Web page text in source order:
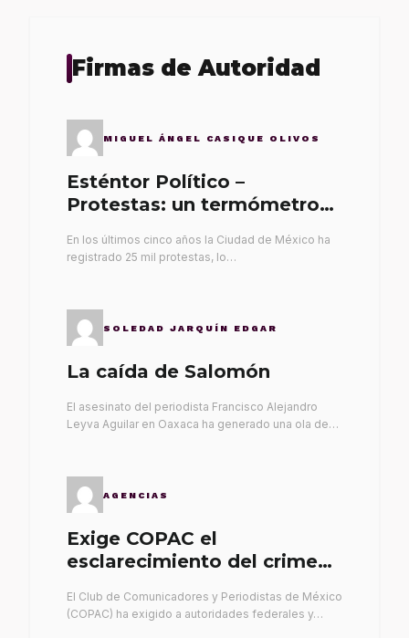
Firmas de Autoridad
MIGUEL ÁNGEL CASIQUE OLIVOS
Esténtor Político –
Protestas: un termómetro
En los últimos cinco años la Ciudad de México ha
registrado 25 mil protestas, lo…
SOLEDAD JARQUÍN EDGAR
La caída de Salomón
El asesinato del periodista Francisco Alejandro
Leyva Aguilar en Oaxaca ha generado una ola de…
AGENCIAS
Exige COPAC el
esclarecimiento del crimen
El Club de Comunicadores y Periodistas de México
(COPAC) ha exigido a autoridades federales y…